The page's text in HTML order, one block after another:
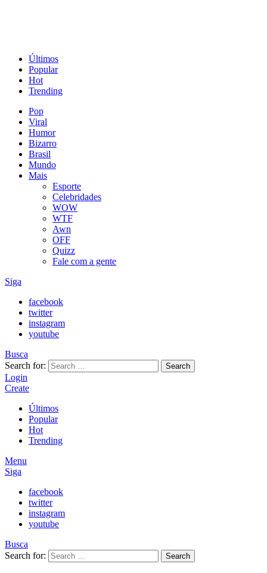
Últimos
Popular
Hot
Trending
Pop
Viral
Humor
Bizarro
Brasil
Mundo
Mais
Esporte
Celebridades
WOW
WTF
Awn
OFF
Quizz
Fale com a gente
Siga
facebook
twitter
instagram
youtube
Busca
Search for:
Search
Login
Create
Últimos
Popular
Hot
Trending
Menu
Siga
facebook
twitter
instagram
youtube
Busca
Search for:
Search